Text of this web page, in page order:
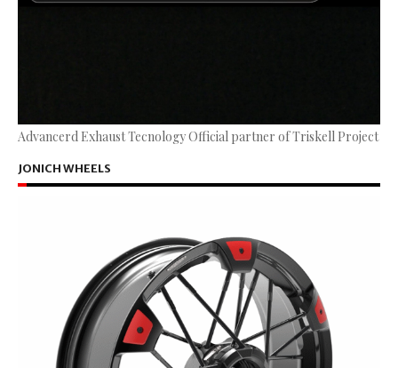
Advancerd Exhaust Tecnology Official partner of Triskell Project
JONICH WHEELS